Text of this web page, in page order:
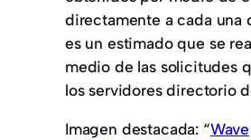
directamente a cada una
es un estimado que se
medio de las solicitudes
los servidores directorio
Imagen destacada: “Wave